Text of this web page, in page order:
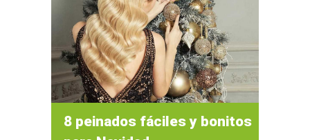
8 peinados fáciles y bonitos